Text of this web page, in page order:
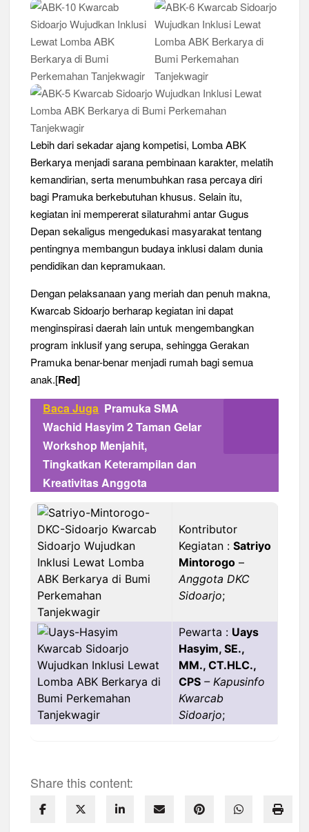
Lebih dari sekadar ajang kompetisi, Lomba ABK
Berkarya menjadi sarana pembinaan karakter, melatih
kemandirian, serta menumbuhkan rasa percaya diri
bagi Pramuka berkebutuhan khusus. Selain itu,
kegiatan ini mempererat silaturahmi antar Gugus
Depan sekaligus mengedukasi masyarakat tentang
pentingnya membangun budaya inklusi dalam dunia
pendidikan dan kepramukaan.
Dengan pelaksanaan yang meriah dan penuh makna,
Kwarcab Sidoarjo berharap kegiatan ini dapat
menginspirasi daerah lain untuk mengembangkan
program inklusif yang serupa, sehingga Gerakan
Pramuka benar-benar menjadi rumah bagi semua
anak.[Red]
Baca Juga Pramuka SMA
Wachid Hasyim 2 Taman Gelar
Workshop Menjahit,
Tingkatkan Keterampilan dan
Kreativitas Anggota
Kontributor
Kegiatan :Satriyo
Mintorogo –
Anggota DKC
Sidoarjo;
Pewarta : Uays
Hasyim, SE.,
MM., CT.HLC.,
CPS – Kapusinfo
Kwarcab
Sidoarjo;
Share this content: